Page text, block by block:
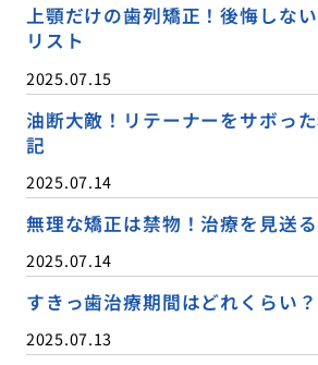
上顎だけの歯列矯正！後悔しな
リスト
2025.07.15
油断大敵！リテーナーをサボっ
記
2025.07.14
無理な矯正は禁物！治療を見送
2025.07.14
すきっ歯治療期間はどれくらい
2025.07.13